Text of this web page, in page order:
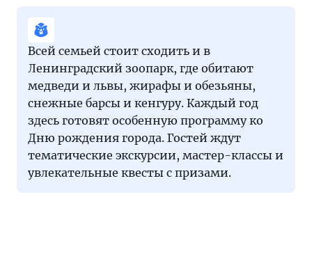
Всей семьей стоит сходить и в
Ленинградский зоопарк, где обитают
медведи и львы, жирафы и обезьяны,
снежные барсы и кенгуру. Каждый год
здесь готовят особенную программу ко
Дню рождения города. Гостей ждут
тематические экскурсии, мастер-классы и
увлекательные квесты с призами.